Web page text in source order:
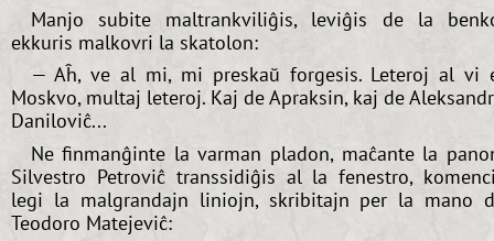
Manjo subite maltrankviliĝis, leviĝis de la
ekkuris malkovri la skatolon:
— Aĥ, ve al mi, mi preskaŭ forgesis. Leteroj al vi
Moskvo, multaj leteroj. Kaj de Apraksin, kaj de
Daniloviĉ...
Ne finmanĝinte la varman pladon, maĉante la
Silvestro Petroviĉ transsidiĝis al la fenestro,
legi la malgrandajn liniojn, skribitajn per la mano
Teodoro Matejeviĉ: